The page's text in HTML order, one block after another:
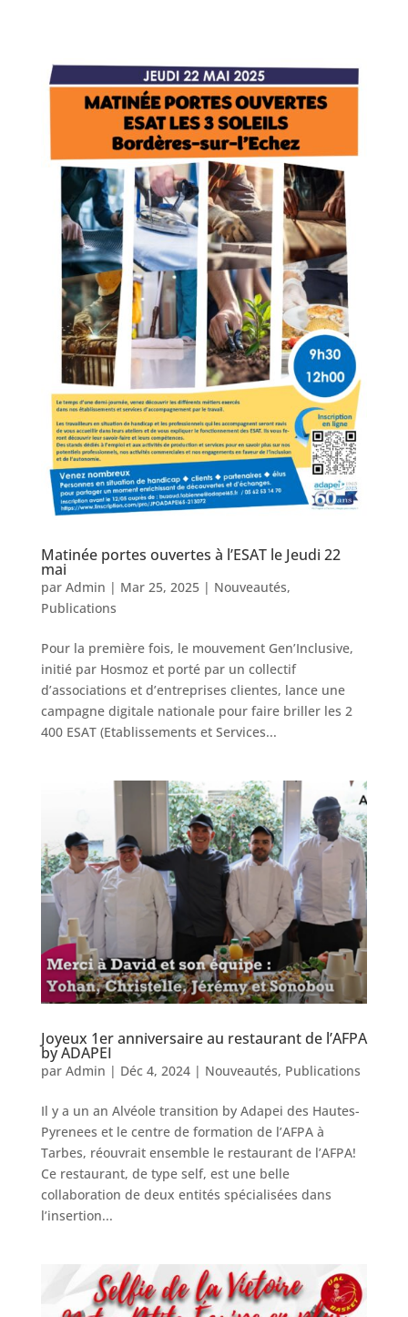
Matinée portes ouvertes à l’ESAT le Jeudi 22
mai
par Admin | Mar 25, 2025| Nouveautés,
Publications
Pour la première fois, le mouvement Gen’Inclusive,
initié par Hosmoz et porté par un collectif
d’associations et d’entreprises clientes, lance une
campagne digitale nationale pour faire briller les 2
400 ESAT (Etablissements et Services...
Joyeux 1er anniversaire au restaurant de l’AFPA
by ADAPEI
par Admin | Déc 4, 2024| Nouveautés, Publications
Il y a un an Alvéole transition by Adapei des Hautes-
Pyrenees et le centre de formation de l’AFPA à
Tarbes, réouvrait ensemble le restaurant de l’AFPA!
Ce restaurant, de type self, est une belle
collaboration de deux entités spécialisées dans
l’insertion...